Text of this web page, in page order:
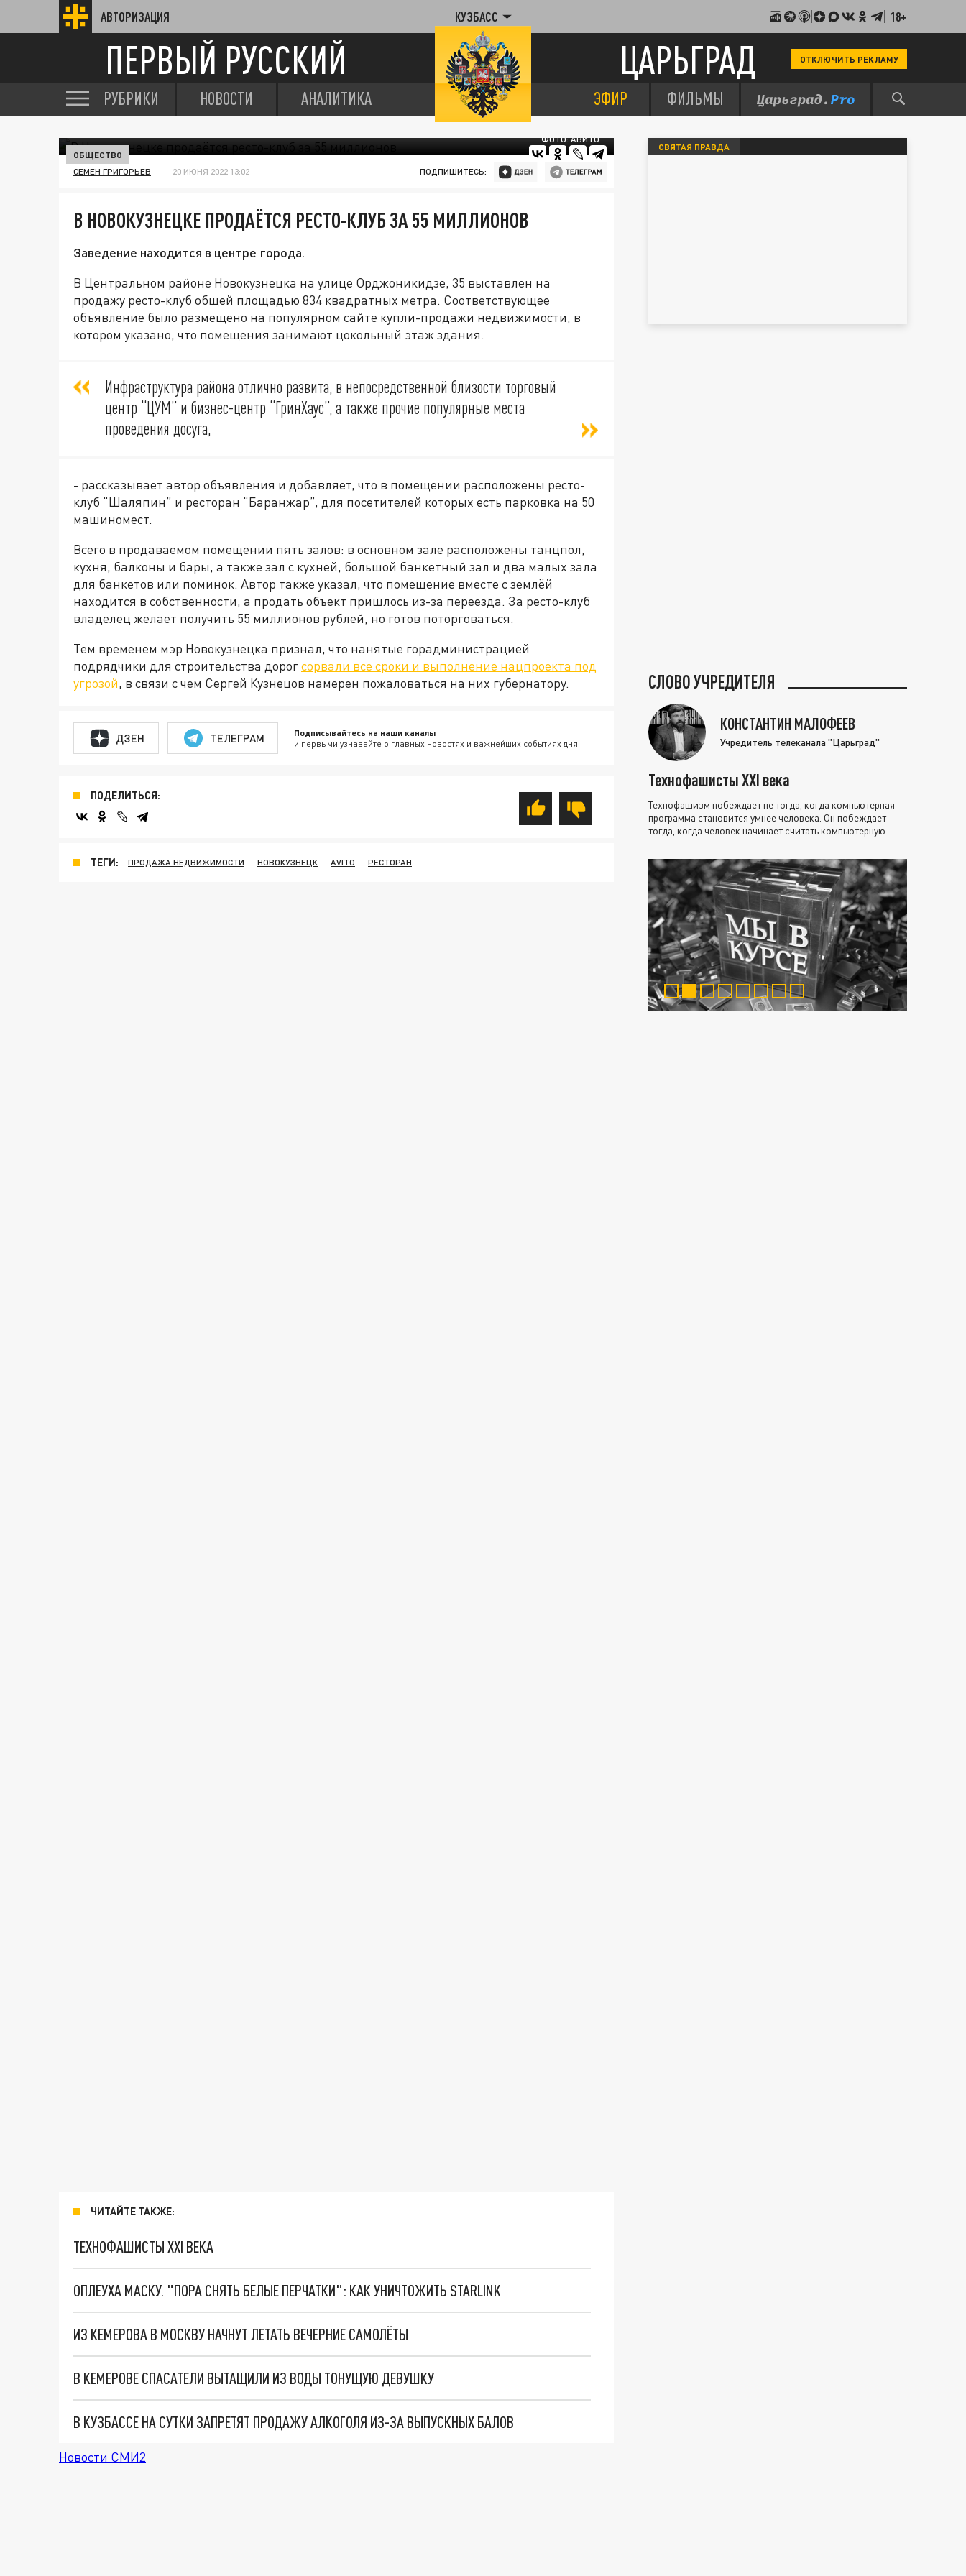
АВТОРИЗАЦИЯ КУЗБАСС 18+
ПЕРВЫЙ РУССКИЙ ЦАРЬГРАД ОТКЛЮЧИТЬ РЕКЛАМУ
РУБРИКИ НОВОСТИ АНАЛИТИКА ЭФИР ФИЛЬМЫ
ФОТО: АВИТО
ОБЩЕСТВО
СЕМЕН ГРИГОРЬЕВ 20 ИЮНЯ 2022 13:02 ПОДПИШИТЕСЬ:
В НОВОКУЗНЕЦКЕ ПРОДАЁТСЯ РЕСТО-КЛУБ ЗА 55 МИЛЛИОНОВ
Заведение находится в центре города.
В Центральном районе Новокузнецка на улице Орджоникидзе, 35 выставлен на
продажу ресто-клуб общей площадью 834 квадратных метра. Соответствующее
объявление было размещено на популярном сайте купли-продажи недвижимости, в
котором указано, что помещения занимают цокольный этаж здания.
Инфраструктура района отлично развита, в непосредственной близости торговый
центр “ЦУМ” и бизнес-центр “ГринХаус”, а также прочие популярные места
проведения досуга,
- рассказывает автор объявления и добавляет, что в помещении расположены ресто-
клуб “Шаляпин” и ресторан “Баранжар”, для посетителей которых есть парковка на 50
машиномест.
Всего в продаваемом помещении пять залов: в основном зале расположены танцпол,
кухня, балконы и бары, а также зал с кухней, большой банкетный зал и два малых зала
для банкетов или поминок. Автор также указал, что помещение вместе с землёй
находится в собственности, а продать объект пришлось из-за переезда. За ресто-клуб
владелец желает получить 55 миллионов рублей, но готов поторговаться.
Тем временем мэр Новокузнецка признал, что нанятые горадминистрацией
подрядчики для строительства дорогсорвали все сроки и выполнение нацпроекта под
угрозой, в связи с чем Сергей Кузнецов намерен пожаловаться на них губернатору.
ДЗЕН ТЕЛЕГРАМ Подписывайтесь на наши каналы
и первыми узнавайте о главных новостях и важнейших событиях дня.
ПОДЕЛИТЬСЯ:
ТЕГИ: ПРОДАЖА НЕДВИЖИМОСТИ НОВОКУЗНЕЦК AVITO РЕСТОРАН
ЧИТАЙТЕ ТАКЖЕ:
ТЕХНОФАШИСТЫ XXI ВЕКА
ОПЛЕУХА МАСКУ. "ПОРА СНЯТЬ БЕЛЫЕ ПЕРЧАТКИ": КАК УНИЧТОЖИТЬ STARLINK
ИЗ КЕМЕРОВА В МОСКВУ НАЧНУТ ЛЕТАТЬ ВЕЧЕРНИЕ САМОЛЁТЫ
В КЕМЕРОВЕ СПАСАТЕЛИ ВЫТАЩИЛИ ИЗ ВОДЫ ТОНУЩУЮ ДЕВУШКУ
В КУЗБАССЕ НА СУТКИ ЗАПРЕТЯТ ПРОДАЖУ АЛКОГОЛЯ ИЗ-ЗА ВЫПУСКНЫХ БАЛОВ
Новости СМИ2
СВЯТАЯ ПРАВДА
СЛОВО УЧРЕДИТЕЛЯ
КОНСТАНТИН МАЛОФЕЕВ
Учредитель телеканала "Царьград"
Технофашисты XXI века
Технофашизм побеждает не тогда, когда компьютерная
программа становится умнее человека. Он побеждает
тогда, когда человек начинает считать компьютерную